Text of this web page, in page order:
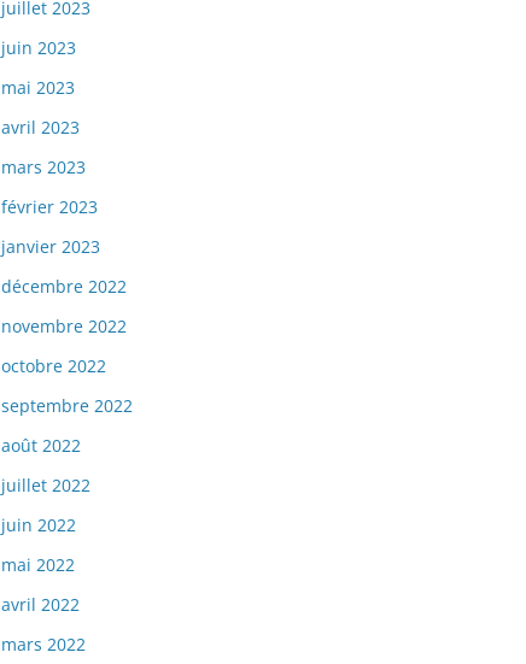
juillet 2023
juin 2023
mai 2023
avril 2023
mars 2023
février 2023
janvier 2023
décembre 2022
novembre 2022
octobre 2022
septembre 2022
août 2022
juillet 2022
juin 2022
mai 2022
avril 2022
mars 2022